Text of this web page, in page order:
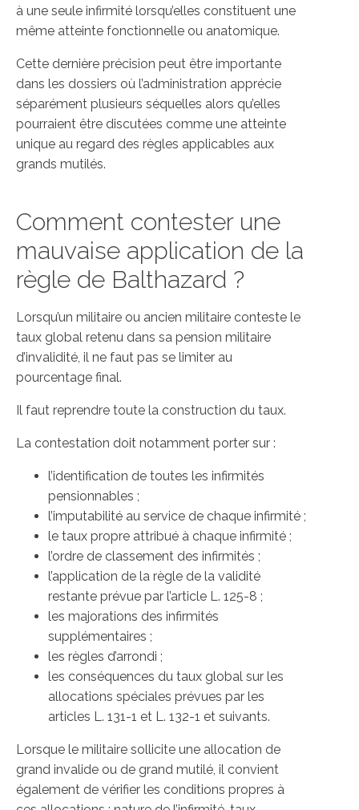
à une seule infirmité lorsqu’elles constituent une
même atteinte fonctionnelle ou anatomique.
Cette dernière précision peut être importante
dans les dossiers où l’administration apprécie
séparément plusieurs séquelles alors qu’elles
pourraient être discutées comme une atteinte
unique au regard des règles applicables aux
grands mutilés.
Comment contester une
mauvaise application de la
règle de Balthazard ?
Lorsqu’un militaire ou ancien militaire conteste le
taux global retenu dans sa pension militaire
d’invalidité, il ne faut pas se limiter au
pourcentage final.
Il faut reprendre toute la construction du taux.
La contestation doit notamment porter sur :
l’identification de toutes les infirmités
pensionnables ;
l’imputabilité au service de chaque infirmité ;
le taux propre attribué à chaque infirmité ;
l’ordre de classement des infirmités ;
l’application de la règle de la validité
restante prévue par l’article L. 125-8 ;
les majorations des infirmités
supplémentaires ;
les règles d’arrondi ;
les conséquences du taux global sur les
allocations spéciales prévues par les
articles L. 131-1 et L. 132-1 et suivants.
Lorsque le militaire sollicite une allocation de
grand invalide ou de grand mutilé, il convient
également de vérifier les conditions propres à